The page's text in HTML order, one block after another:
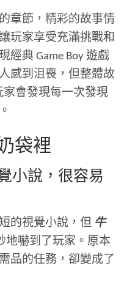
章節，精彩的故事情
玩家享受充滿挑戰和
經典 Game Boy 遊戲
感到沮喪，但整體故
會發現每一次發現
袋裡
小說，很容易
的視覺小說，但 牛
地嚇到了玩家。原本
品的任務，卻變成了